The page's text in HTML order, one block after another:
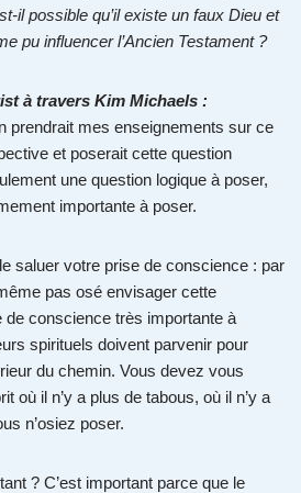
il possible qu’il existe un faux Dieu et
pu influencer l’Ancien Testament ?
à travers Kim Michaels :
prendrait mes enseignements sur ce
et poserait cette question
une question logique à poser,
importante à poser.
saluer votre prise de conscience : par
pas osé envisager cette
de conscience très importante à
spirituels doivent parvenir pour
du chemin. Vous devez vous
où il n’y a plus de tabous, où il n’y a
n’osiez poser.
? C’est important parce que le